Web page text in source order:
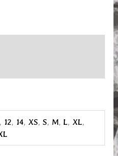
, 12, 14, XS,S, M,L, XL,